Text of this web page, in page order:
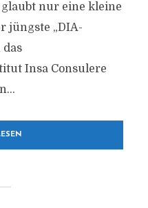
nur eine kleine
jüngste „DIA-
das
Insa Consulere